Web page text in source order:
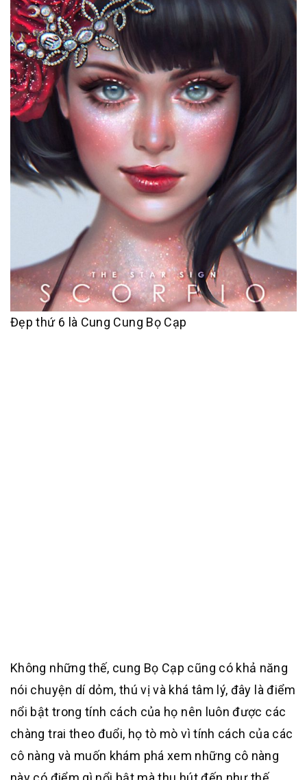
Đẹp thứ 6 là Cung Cung Bọ Cạp
Không những thế, cung Bọ Cạp cũng có khả năng
nói chuyện dí dỏm, thú vị và khá tâm lý, đây là điểm
nổi bật trong tính cách của họ nên luôn được các
chàng trai theo đuổi, họ tò mò vì tính cách của các
cô nàng và muốn khám phá xem những cô nàng